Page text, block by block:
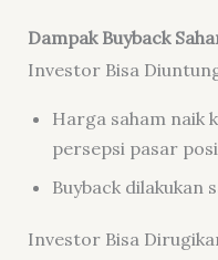
Dampak Buyback
Investor Bisa
Harga saham naik
persepsi pasar
Buyback dilakukan
Investor Bisa